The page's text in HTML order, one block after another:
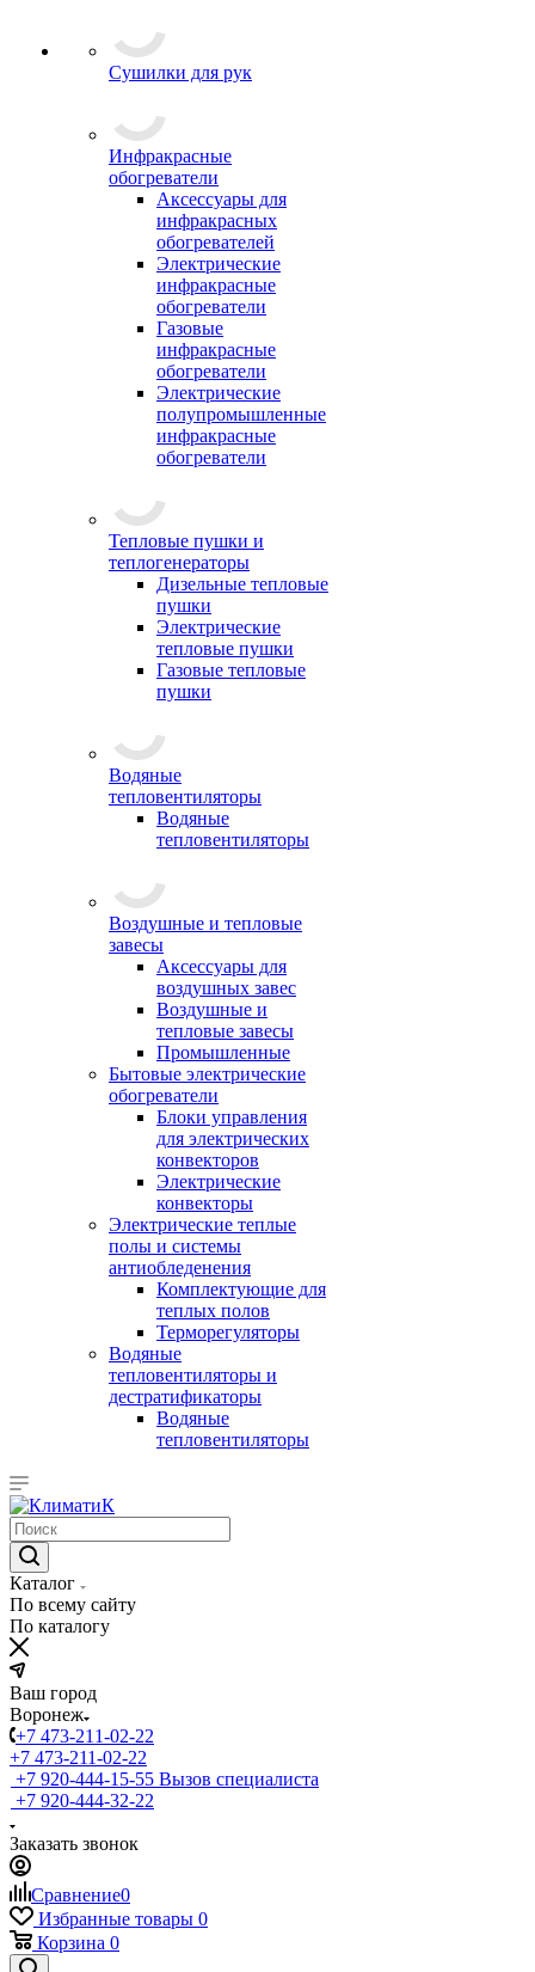
Сушилки для рук
Инфракрасные
обогреватели
Аксессуары для
инфракрасных
обогревателей
Электрические
инфракрасные
обогреватели
Газовые
инфракрасные
обогреватели
Электрические
полупромышленные
инфракрасные
обогреватели
Тепловые пушки и
теплогенераторы
Дизельные тепловые
пушки
Электрические
тепловые пушки
Газовые тепловые
пушки
Водяные
тепловентиляторы
Водяные
тепловентиляторы
Воздушные и тепловые
завесы
Аксессуары для
воздушных завес
Воздушные и
тепловые завесы
Промышленные
Бытовые электрические
обогреватели
Блоки управления
для электрических
конвекторов
Электрические
конвекторы
Электрические теплые
полы и системы
антиобледенения
Комплектующие для
теплых полов
Терморегуляторы
Водяные
тепловентиляторы и
дестратификаторы
Водяные
тепловентиляторы
Каталог
По всему сайту
По каталогу
Ваш город
Воронеж
+7 473-211-02-22
+7 473-211-02-22
+7 920-444-15-55 Вызов специалиста
+7 920-444-32-22
Заказать звонок
Сравнение0
Избранные товары 0
Корзина 0